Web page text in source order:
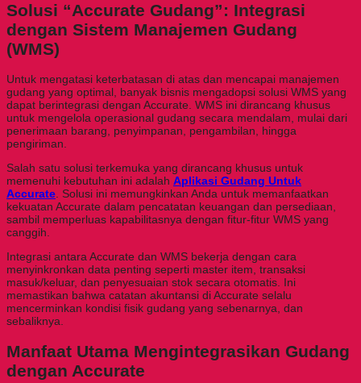
Solusi “Accurate Gudang”: Integrasi
dengan Sistem Manajemen Gudang
(WMS)
Untuk mengatasi keterbatasan di atas dan mencapai manajemen
gudang yang optimal, banyak bisnis mengadopsi solusi WMS yang
dapat berintegrasi dengan Accurate. WMS ini dirancang khusus
untuk mengelola operasional gudang secara mendalam, mulai dari
penerimaan barang, penyimpanan, pengambilan, hingga
pengiriman.
Salah satu solusi terkemuka yang dirancang khusus untuk
memenuhi kebutuhan ini adalah Aplikasi Gudang Untuk
Accurate. Solusi ini memungkinkan Anda untuk memanfaatkan
kekuatan Accurate dalam pencatatan keuangan dan persediaan,
sambil memperluas kapabilitasnya dengan fitur-fitur WMS yang
canggih.
Integrasi antara Accurate dan WMS bekerja dengan cara
menyinkronkan data penting seperti master item, transaksi
masuk/keluar, dan penyesuaian stok secara otomatis. Ini
memastikan bahwa catatan akuntansi di Accurate selalu
mencerminkan kondisi fisik gudang yang sebenarnya, dan
sebaliknya.
Manfaat Utama Mengintegrasikan Gudang
dengan Accurate